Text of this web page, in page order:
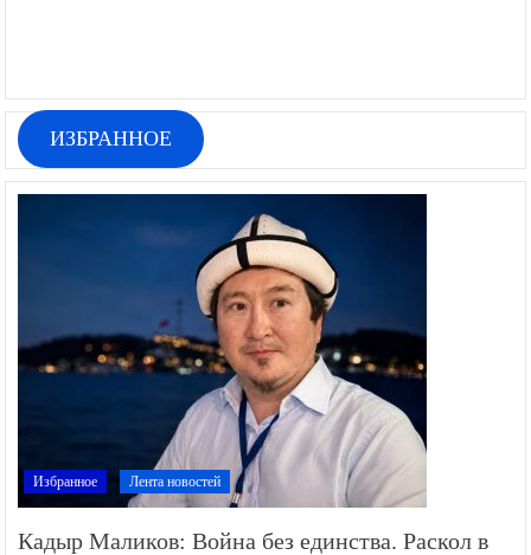
ИЗБРАННОЕ
Избранное Лента новостей
Кадыр Маликов: Война без единства. Раскол в